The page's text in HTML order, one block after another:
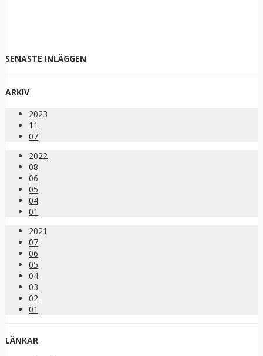
SENASTE INLÄGGEN
ARKIV
2023
11
07
2022
08
06
05
04
01
2021
07
06
05
04
03
02
01
LÄNKAR